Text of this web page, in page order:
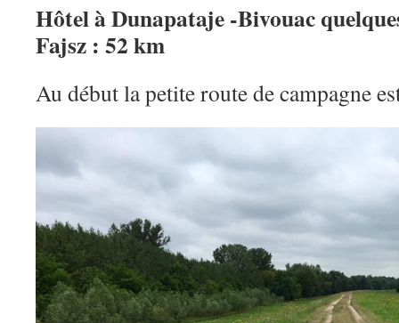
Hôtel à Dunapataje -Bivouac
Fajsz : 52 km
Au début la petite route de campagne